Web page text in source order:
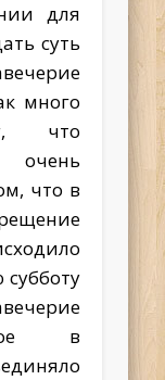
для
суть
много
что
что в
в